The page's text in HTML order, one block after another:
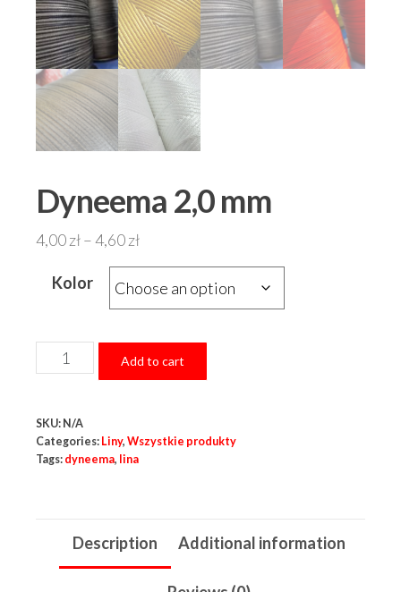
Dyneema 2,0 mm
4,00zł–4,60zł
Kolor
Dyneema
2,0
quantity
Add to cart
SKU: N/A
Categories: Liny, Wszystkie produkty
Tags: dyneema, lina
Description Additional information